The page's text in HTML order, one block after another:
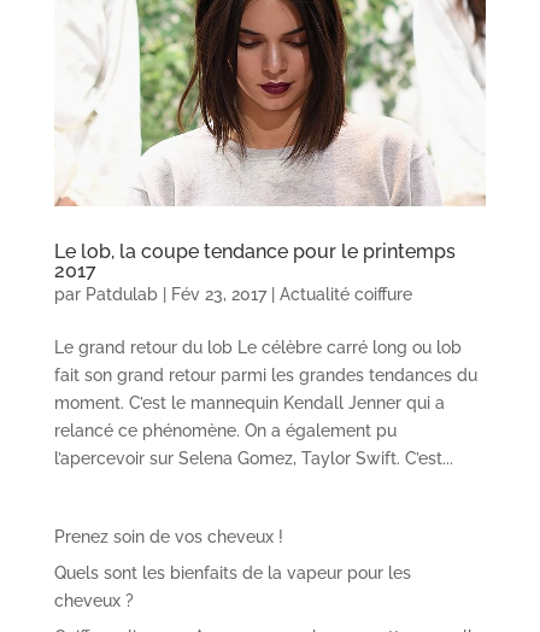
Le lob, la coupe tendance pour le printemps
2017
par Patdulab| Fév 23, 2017| Actualité coiffure
Le grand retour du lob Le célèbre carré long ou lob
fait son grand retour parmi les grandes tendances du
moment. C’est le mannequin Kendall Jenner qui a
relancé ce phénomène. On a également pu
l’apercevoir sur Selena Gomez, Taylor Swift. C’est...
Prenez soin de vos cheveux !
Quels sont les bienfaits de la vapeur pour les
cheveux ?